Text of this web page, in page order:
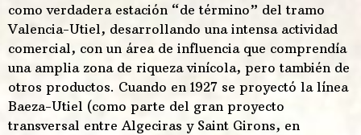
como verdadera estación “de término” del tramo
Valencia-Utiel, desarrollando una intensa actividad
comercial, con un área de influencia que comprendía
una amplia zona de riqueza vinícola, pero también de
otros productos. Cuando en 1927 se proyectó la línea
Baeza-Utiel (como parte del gran proyecto
transversal entre Algeciras y Saint Girons, en